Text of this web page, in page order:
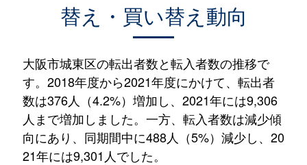
替え・買い替え動向
大阪市城東区の転出者数と転入者数の推移で
す。2018年度から2021年度にかけて、転出者
数は376人（4.2%）増加し、2021年には9,306
人まで増加しました。一方、転入者数は減少傾
向にあり、同期間中に488人（5%）減少し、20
21年には9,301人でした。